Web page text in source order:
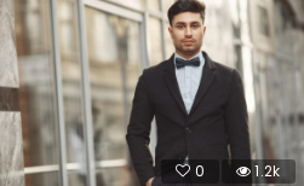
0 1.2k